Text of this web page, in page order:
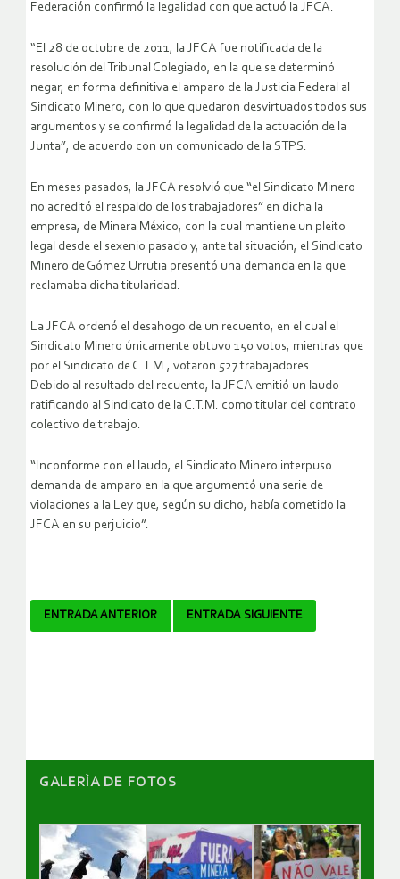
Federación confirmó la legalidad con que actuó la JFCA.
“El 28 de octubre de 2011, la JFCA fue notificada de la
resolución del Tribunal Colegiado, en la que se determinó
negar, en forma definitiva el amparo de la Justicia Federal al
Sindicato Minero, con lo que quedaron desvirtuados todos sus
argumentos y se confirmó la legalidad de la actuación de la
Junta”, de acuerdo con un comunicado de la STPS.
En meses pasados, la JFCA resolvió que “el Sindicato Minero
no acreditó el respaldo de los trabajadores” en dicha la
empresa, de Minera México, con la cual mantiene un pleito
legal desde el sexenio pasado y, ante tal situación, el Sindicato
Minero de Gómez Urrutia presentó una demanda en la que
reclamaba dicha titularidad.
La JFCA ordenó el desahogo de un recuento, en el cual el
Sindicato Minero únicamente obtuvo 150 votos, mientras que
por el Sindicato de C.T.M., votaron 527 trabajadores.
Debido al resultado del recuento, la JFCA emitió un laudo
ratificando al Sindicato de la C.T.M. como titular del contrato
colectivo de trabajo.
“Inconforme con el laudo, el Sindicato Minero interpuso
demanda de amparo en la que argumentó una serie de
violaciones a la Ley que, según su dicho, había cometido la
JFCA en su perjuicio”.
Navegador
ENTRADA ANTERIOR ENTRADA SIGUIENTE
GALERÌA DE FOTOS